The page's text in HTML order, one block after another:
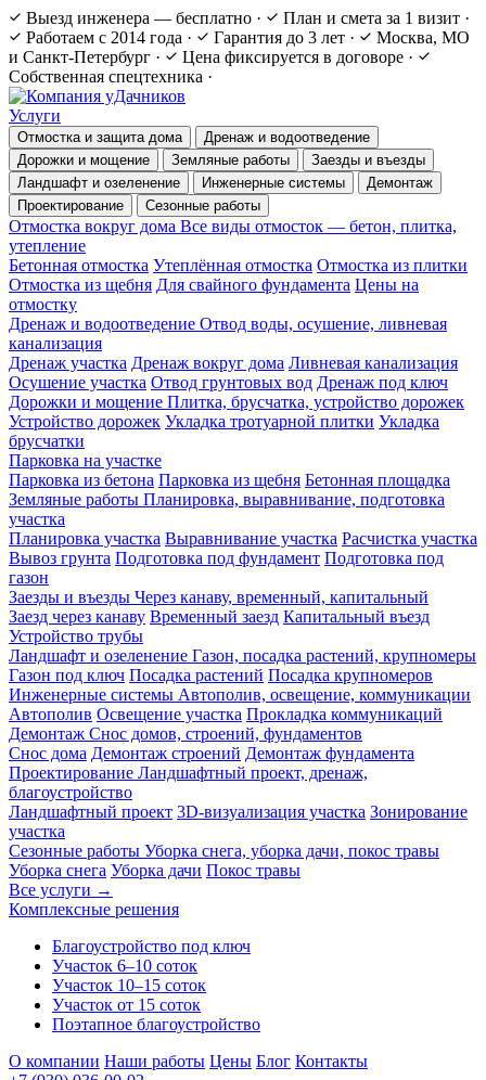
Выезд инженера — бесплатно · План и смета за 1 визит ·
Работаем с 2014 года · Гарантия до 3 лет ·
Москва, МО
и Санкт-Петербург · Цена фиксируется в договоре ·
Собственная спецтехника ·
Услуги
Отмостка и защита дома
Дренаж и водоотведение
Дорожки и мощение
Земляные работы
Заезды и въезды
Ландшафт и озеленение
Инженерные системы
Демонтаж
Проектирование
Сезонные работы
Отмостка вокруг дома Все виды отмосток — бетон, плитка,
утепление
Бетонная отмостка Утеплённая отмостка Отмостка из плитки
Отмостка из щебня Для свайного фундамента Цены на
отмостку
Дренаж и водоотведение Отвод воды, осушение, ливневая
канализация
Дренаж участка Дренаж вокруг дома Ливневая канализация
Осушение участка Отвод грунтовых вод Дренаж под ключ
Дорожки и мощение Плитка, брусчатка, устройство дорожек
Устройство дорожек Укладка тротуарной плитки Укладка
брусчатки
Парковка на участке
Парковка из бетона Парковка из щебня Бетонная площадка
Земляные работы Планировка, выравнивание, подготовка
участка
Планировка участка Выравнивание участка Расчистка участка
Вывоз грунта Подготовка под фундамент Подготовка под
газон
Заезды и въезды Через канаву, временный, капитальный
Заезд через канаву Временный заезд Капитальный въезд
Устройство трубы
Ландшафт и озеленение Газон, посадка растений, крупномеры
Газон под ключ Посадка растений Посадка крупномеров
Инженерные системы Автополив, освещение, коммуникации
Автополив Освещение участка Прокладка коммуникаций
Демонтаж Снос домов, строений, фундаментов
Снос дома Демонтаж строений Демонтаж фундамента
Проектирование Ландшафтный проект, дренаж,
благоустройство
Ландшафтный проект 3D-визуализация участка Зонирование
участка
Сезонные работы Уборка снега, уборка дачи, покос травы
Уборка снега Уборка дачи Покос травы
Все услуги →
Комплексные решения
Благоустройство под ключ
Участок 6–10 соток
Участок 10–15 соток
Участок от 15 соток
Поэтапное благоустройство
О компании Наши работы Цены Блог Контакты